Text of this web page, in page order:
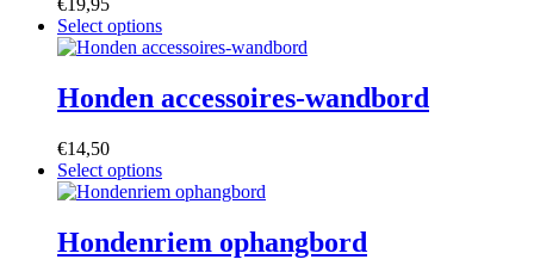
gekozen
op
de
€ 19,95
Select optionsDit
product
variaties.
kan
gekozen
op
de
Honden accessoires-wandbord
€14,50
Select optionsDit
product
meerdere
variaties.
Hondenriem ophangbord